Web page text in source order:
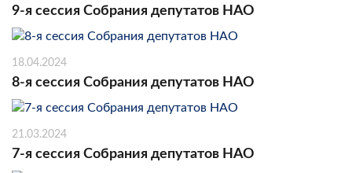
9-я сессия Собрания депутатов НАО
18.04.2024
8-я сессия Собрания депутатов НАО
21.03.2024
7-я сессия Собрания депутатов НАО